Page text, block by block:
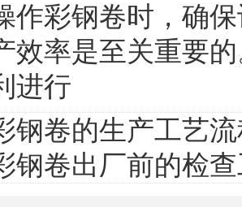
作彩钢卷时，确
效率是至关重要
进行
钢卷的生产工艺
钢卷出厂前的检